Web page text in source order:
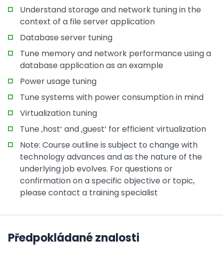
Understand storage and network tuning in the
context of a file server application
Database server tuning
Tune memory and network performance using a
database application as an example
Power usage tuning
Tune systems with power consumption in mind
Virtualization tuning
Tune ‚host‘ and ‚guest‘ for efficient virtualization
Note: Course outline is subject to change with
technology advances and as the nature of the
underlying job evolves. For questions or
confirmation on a specific objective or topic,
please contact a training specialist
Předpokládané znalosti